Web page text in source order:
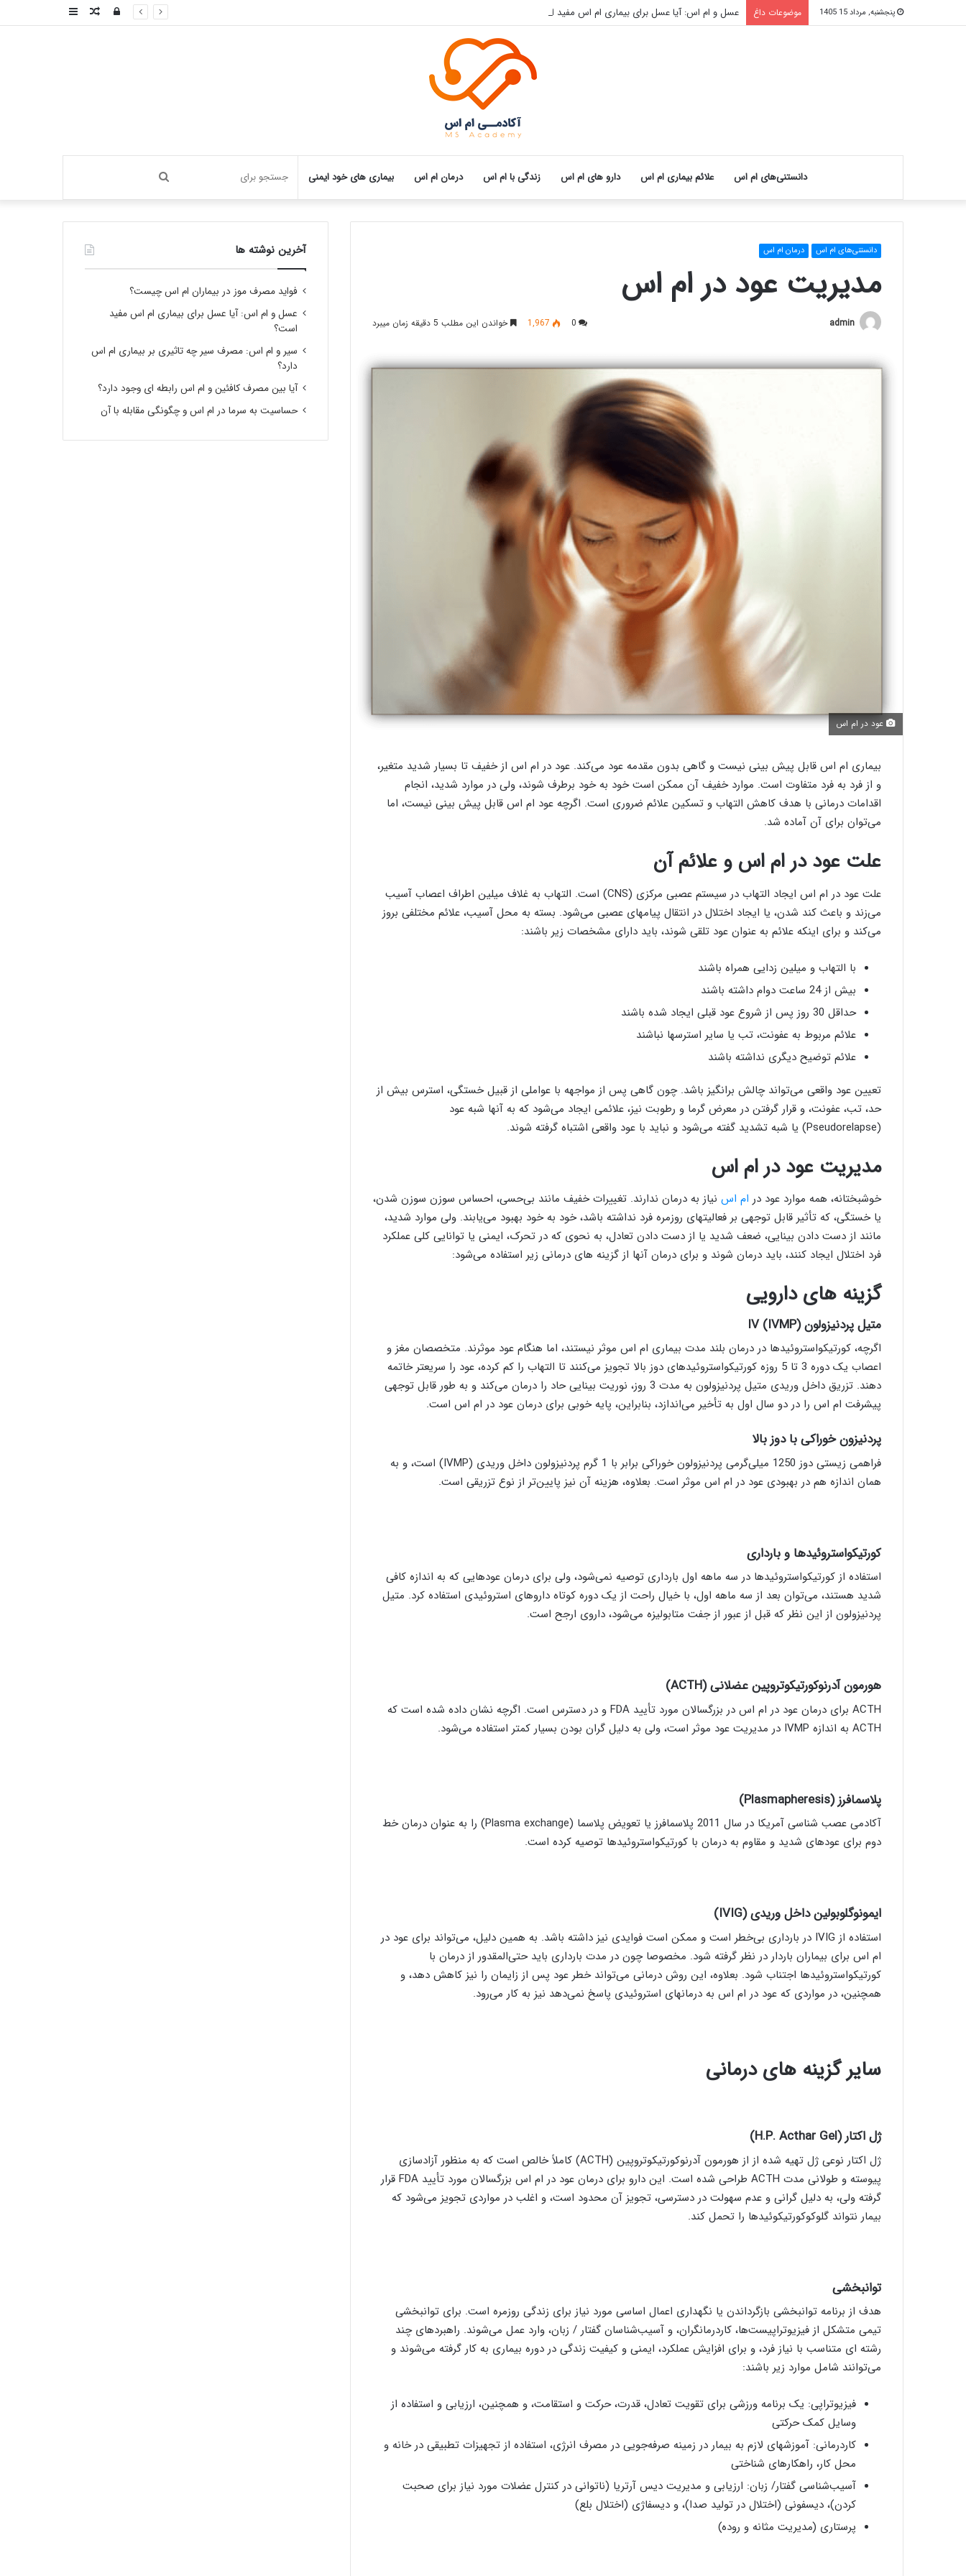
پنجشنبه, مرداد 15 1405 موضوعات داغ عسل و ام اس: آیا عسل برای بیماری ام اس مفید است؟ سایدبارنوشته ورود
دانستنی‌های ام اس علائم بیماری ام اس دارو های ام اس زندگی با ام اس درمان ام اس بیماری های خود ایمنی جستجو
برای
دانستنی‌های ام اس درمان ام اس
مدیریت عود در ام اس
admin
0
1,967 خواندن این مطلب 5 دقیقه زمان میبرد
عود در ام اس
بیماری ام اس قابل پیش بینی نیست و گاهی بدون مقدمه عود می‌کند. عود در ام اس از خفیف تا بسیار شدید متغیر،
و از فرد به فرد متفاوت است. موارد خفیف آن ممکن است خود به خود برطرف شوند، ولی در موارد شدید، انجام
اقدامات درمانی با هدف کاهش التهاب و تسکین علائم ضروری است. اگرچه عود ام اس قابل پیش بینی نیست، اما
می‌توان برای آن آماده شد.
علت عود در ام اس و علائم آن
علت عود در ام اس ایجاد التهاب در سیستم عصبی مرکزی (CNS) است. التهاب به غلاف میلین اطراف اعصاب آسیب
می‌زند و باعث کند شدن، یا ایجاد اختلال در انتقال پیامهای عصبی می‌شود. بسته به محل آسیب، علائم مختلفی بروز
می‌کند و برای اینکه علائم به عنوان عود تلقی شوند، باید دارای مشخصات زیر باشند:
با التهاب و میلین زدایی همراه باشند
بیش از 24 ساعت دوام داشته باشند
حداقل 30 روز پس از شروع عود قبلی ایجاد شده باشند
علائم مربوط به عفونت، تب یا سایر استرسها نباشند
علائم توضیح دیگری نداشته باشند
تعیین عود واقعی می‌تواند چالش برانگیز باشد. چون گاهی پس از مواجهه با عواملی از قبیل خستگی، استرس بیش از
حد، تب، عفونت، و قرار گرفتن در معرض گرما و رطوبت نیز، علائمی ایجاد می‌شود که به آنها شبه عود
(Pseudorelapse) یا شبه تشدید گفته می‌شود و نباید با عود واقعی اشتباه گرفته شوند.
مدیریت عود در ام اس
خوشبختانه، همه موارد عود در ام اس نیاز به درمان ندارند. تغییرات خفیف مانند بی‌حسی، احساس سوزن سوزن شدن،
یا خستگی، که تأثیر قابل توجهی بر فعالیتهای روزمره فرد نداشته باشد، خود به خود بهبود می‌یابند. ولی موارد شدید،
مانند از دست دادن بینایی، ضعف شدید یا از دست دادن تعادل، به نحوی که در تحرک، ایمنی یا توانایی کلی عملکرد
فرد اختلال ایجاد کنند، باید درمان شوند و برای درمان آنها از گزینه های درمانی زیر استفاده می‌شود:
گزینه های دارویی
متیل پردنیزولون IV(IVMP)
اگرچه، کورتیکواستروئیدها در درمان بلند مدت بیماری ام اس موثر نیستند، اما هنگام عود موثرند. متخصصان مغز و
اعصاب یک دوره 3 تا 5 روزه کورتیکواستروئیدهای دوز بالا تجویز می‌کنند تا التهاب را کم کرده، عود را سریعتر خاتمه
دهند. تزریق داخل وریدی متیل پردنیزولون به مدت 3 روز، نوریت بینایی حاد را درمان می‌کند و به طور قابل توجهی
پیشرفت ام اس را در دو سال اول به تأخیر می‌اندازد، بنابراین، پایه خوبی برای درمان عود در ام اس است.
پردنیزون خوراکی با دوز بالا
فراهمی زیستی دوز 1250 میلی‌گرمی پردنیزولون خوراکی برابر با 1 گرم پردنیزولون داخل وریدی (IVMP) است، و به
همان اندازه هم در بهبودی عود در ام اس موثر است. بعلاوه، هزینه آن نیز پایین‌تر از نوع تزریقی است.
کورتیکواستروئیدها و بارداری
استفاده از کورتیکواستروئیدها در سه ماهه اول بارداری توصیه نمی‌شود، ولی برای درمان عودهایی که به اندازه کافی
شدید هستند، می‌توان بعد از سه ماهه اول، با خیال راحت از یک دوره کوتاه داروهای استروئیدی استفاده کرد. متیل
پردنیزولون از این نظر که قبل از عبور از جفت متابولیزه می‌شود، داروی ارجح است.
هورمون آدرنوکورتیکوتروپین عضلانی (ACTH
)
ACTH برای درمان عود در ام اس در بزرگسالان مورد تأیید FDA و در دسترس است. اگرچه نشان داده شده است که
ACTH به اندازه IVMP در مدیریت عود موثر است، ولی به دلیل گران بودن بسیار کمتر استفاده می‌شود.
پلاسمافرز (Plasmapheresis
)
آکادمی عصب شناسی آمریکا در سال 2011 پلاسمافرز یا تعویض پلاسما (Plasma exchange) را به عنوان درمان خط
دوم برای عودهای شدید و مقاوم به درمان با کورتیکواستروئیدها توصیه کرده است.
ایمونوگلوبولین داخل وریدی (IVIG
)
استفاده از IVIG در بارداری بی‌خطر است و ممکن است فوایدی نیز داشته باشد. به همین دلیل، می‌تواند برای عود در
ام اس برای بیماران باردار در نظر گرفته شود. مخصوصا چون در مدت بارداری باید حتی‌المقدور از درمان با
کورتیکواستروئیدها اجتناب شود. بعلاوه، این روش درمانی می‌تواند خطر عود پس از زایمان را نیز کاهش دهد، و
همچنین، در مواردی که عود در ام اس به درمانهای استروئیدی پاسخ نمی‌دهد نیز به کار می‌رود.
سایر گزینه های درمانی
ژل اکتار(
H.P. Acthar Gel
)
ژل اکتار نوعی ژل تهیه شده از از هورمون آدرنوکورتیکوتروپین (ACTH) کاملاً خالص است که به منظور آزادسازی
پیوسته و طولانی مدت ACTH طراحی شده است. این دارو برای درمان عود در ام اس بزرگسالان مورد تأیید FDA قرار
گرفته ولی، به دلیل گرانی و عدم سهولت در دسترسی، تجویز آن محدود است، و اغلب در مواردی تجویز می‌شود که
بیمار نتواند گلوکوکورتیکوئیدها را تحمل کند.
توانبخشی
هدف از برنامه توانبخشی بازگرداندن یا نگهداری اعمال اساسی مورد نیاز برای زندگی روزمره است. برای توانبخشی
تیمی متشکل از فیزیوتراپیست‌ها، کاردرمانگران، و آسیب‌شناسان گفتار / زبان، وارد عمل می‌شوند. راهبردهای چند
رشته ای متناسب با نیاز فرد، و برای افزایش عملکرد، ایمنی و کیفیت زندگی در دوره بیماری به کار گرفته می‌شوند و
می‌توانند شامل موارد زیر باشند:
فیزیوتراپی: یک برنامه ورزشی برای تقویت تعادل، قدرت، حرکت و استقامت، و همچنین، ارزیابی و استفاده از
وسایل کمک حرکتی
کاردرمانی: آموزشهای لازم به بیمار در زمینه صرفه‌جویی در مصرف انرژی، استفاده از تجهیزات تطبیقی ​​در خانه و
محل کار، راهکارهای شناختی
آسیب‌شناسی گفتار/ زبان: ارزیابی و مدیریت دیس آرتریا (ناتوانی در کنترل عضلات مورد نیاز برای صحبت
کردن)، دیسفونی (اختلال در تولید صدا)، و دیسفاژی (اختلال بلع)
پرستاری (مدیریت مثانه و روده)
آخرین نوشته ها
فواید مصرف موز در بیماران ام اس چیست؟
عسل و ام اس: آیا عسل برای بیماری ام اس مفید
است؟
سیر و ام اس: مصرف سیر چه تاثیری بر بیماری ام اس
دارد؟
آیا بین مصرف کافئین و ام اس رابطه ای وجود دارد؟
حساسیت به سرما در ام اس و چگونگی مقابله با آن